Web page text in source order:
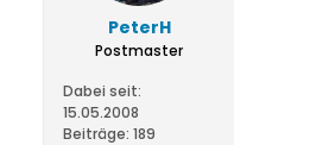
PeterH
Postmaster
Dabei seit:
15.05.2008
Beiträge: 189